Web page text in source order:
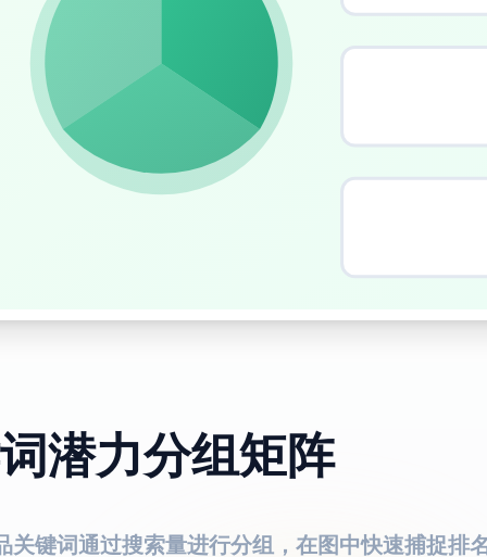
潜力分组矩阵
关键词通过搜索量进行分组，在图中快速捕捉排